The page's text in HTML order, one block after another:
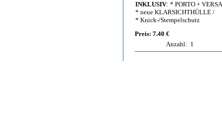
INKLUSIV: * PORTO +
* neue KLARSICHTHÜLLE /
* Knick-/Stempelschutz
Preis: 7.40 €
Anzahl: 1